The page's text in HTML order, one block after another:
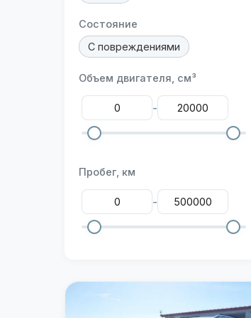
Состояние
С повреждениями
Объем двигателя, см³
-
Пробег, км
-